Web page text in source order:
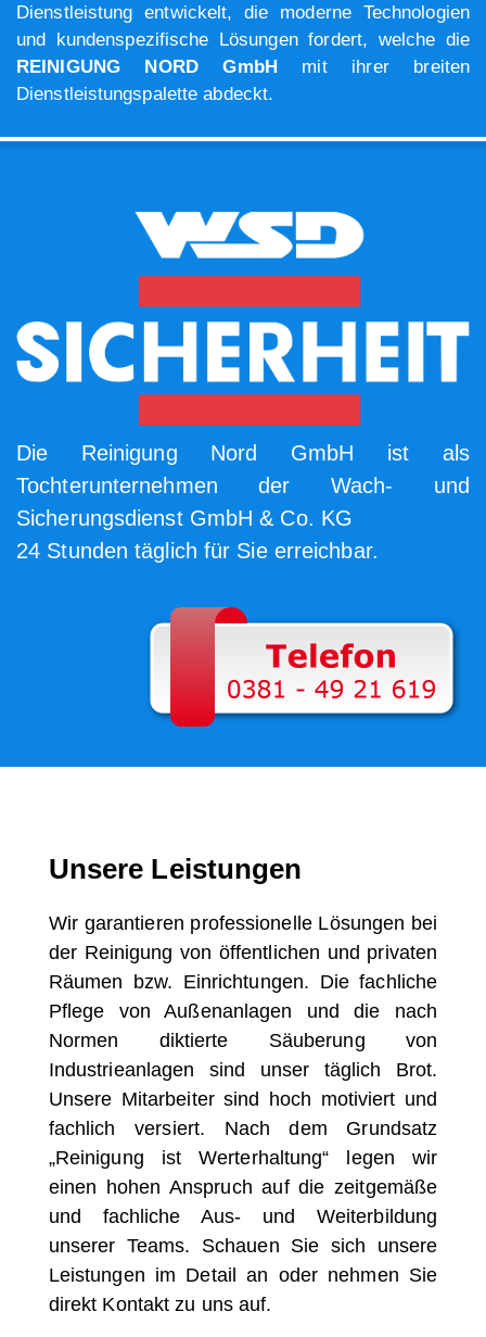
Dienstleistung entwickelt, die moderne Technologien
und kundenspezifische Lösungen fordert, welche die
REINIGUNG NORD GmbH mit ihrer breiten
Dienstleistungspalette abdeckt.
Die Reinigung Nord GmbH ist als
Tochterunternehmen der Wach- und
Sicherungsdienst GmbH & Co. KG
24 Stunden täglich für Sie erreichbar.
Unsere Leistungen
Wir garantieren professionelle Lösungen bei
der Reinigung von öffentlichen und privaten
Räumen bzw. Einrichtungen. Die fachliche
Pflege von Außenanlagen und die nach
Normen diktierte Säuberung von
Industrieanlagen sind unser täglich Brot.
Unsere Mitarbeiter sind hoch motiviert und
fachlich versiert. Nach dem Grundsatz
„Reinigung ist Werterhaltung“ legen wir
einen hohen Anspruch auf die zeitgemäße
und fachliche Aus- und Weiterbildung
unserer Teams. Schauen Sie sich unsere
Leistungen im Detail an oder nehmen Sie
direkt Kontakt zu uns auf.